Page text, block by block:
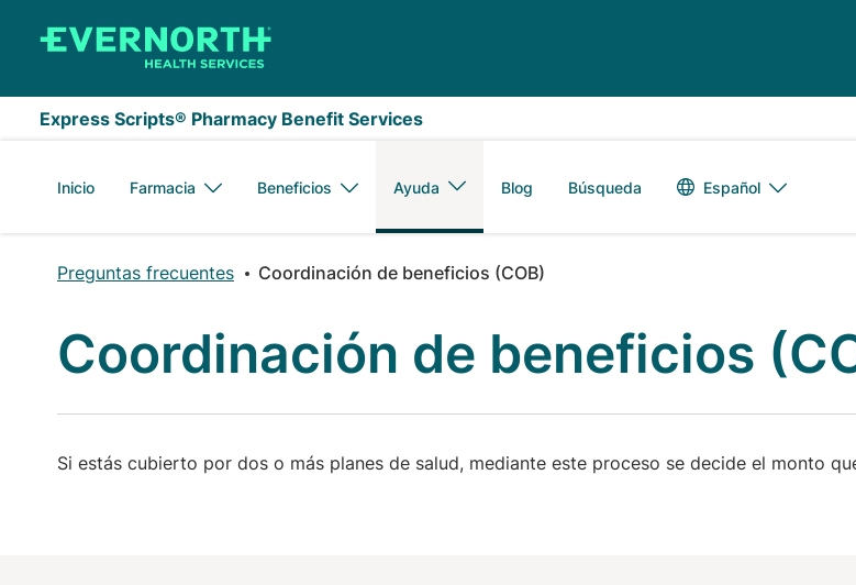
Express Scripts® Pharmacy Benefit Services
Inicio Farmacia Beneficios Ayuda Blog Búsqueda Español
Preguntas frecuentes Coordinación de beneficios (COB)
Coordinación de beneficios
Si estás cubierto por dos o más planes de salud, mediante este proceso se decide el monto